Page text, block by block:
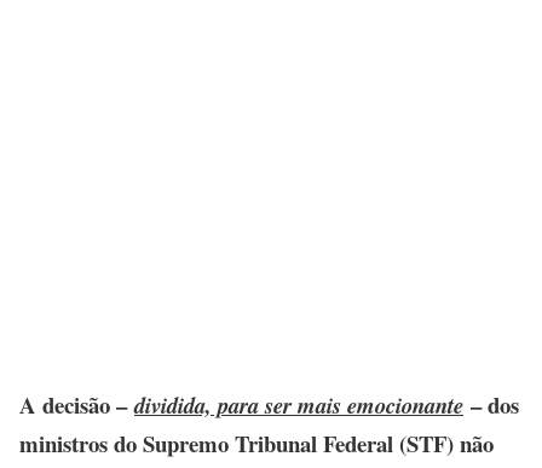
A decisão –dividida, para ser mais emocionante – dos
ministros do Supremo Tribunal Federal (STF) não